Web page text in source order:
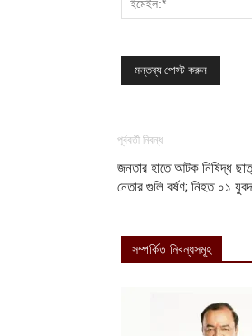
পূর্ববর্তী নিবন্ধ
জনতার হাতে আটক নিষিদ্ধ
নেতার গুলি বর্ষণ; নিহত ০১
সম্পর্কিত নিবন্ধসমূহ